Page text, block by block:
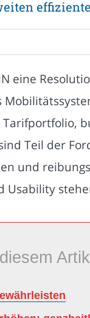
eine
Teil der
und
Usability